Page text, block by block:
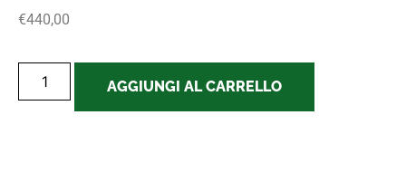
€440,00
AGGIUNGI AL CARRELLO